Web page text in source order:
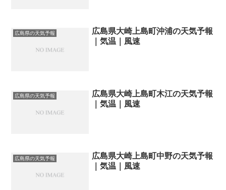
広島県の天気予報
広島県大崎上島町沖浦の天気予報
｜気温｜風速
広島県の天気予報
広島県大崎上島町木江の天気予報
｜気温｜風速
広島県の天気予報
広島県大崎上島町中野の天気予報
｜気温｜風速